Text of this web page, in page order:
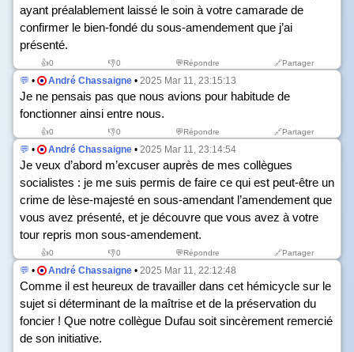
ayant préalablement laissé le soin à votre camarade de
confirmer le bien-fondé du sous-amendement que j’ai
présenté.
👍0 👎0 💬Répondre 🔗Partager
💬 • André Chassaigne • 2025 Mar 11, 23:15:13
Je ne pensais pas que nous avions pour habitude de
fonctionner ainsi entre nous.
👍0 👎0 💬Répondre 🔗Partager
💬 • André Chassaigne • 2025 Mar 11, 23:14:54
Je veux d’abord m’excuser auprès de mes collègues
socialistes : je me suis permis de faire ce qui est peut-être un
crime de lèse-majesté en sous-amendant l’amendement que
vous avez présenté, et je découvre que vous avez à votre
tour repris mon sous-amendement.
👍0 👎0 💬Répondre 🔗Partager
💬 • André Chassaigne • 2025 Mar 11, 22:12:48
Comme il est heureux de travailler dans cet hémicycle sur le
sujet si déterminant de la maîtrise et de la préservation du
foncier ! Que notre collègue Dufau soit sincèrement remercié
de son initiative.